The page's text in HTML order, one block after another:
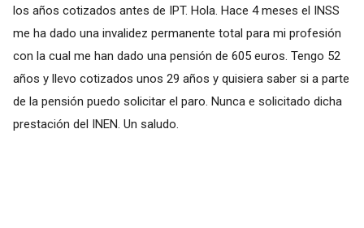
los años cotizados antes de IPT. Hola. Hace 4 meses el INSS
me ha dado una invalidez permanente total para mi profesión
con la cual me han dado una pensión de 605 euros. Tengo 52
años y llevo cotizados unos 29 años y quisiera saber si a parte
de la pensión puedo solicitar el paro. Nunca e solicitado dicha
prestación del INEN. Un saludo.